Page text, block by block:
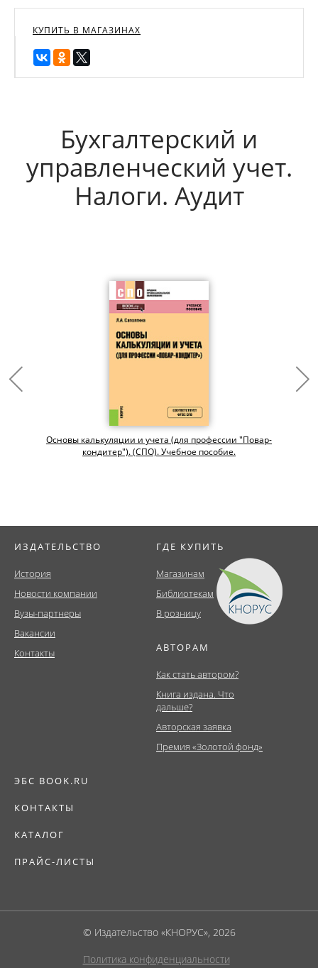
КУПИТЬ В МАГАЗИНАХ
Бухгалтерский и
управленческий учет.
Налоги. Аудит
Основы калькуляции и учета (для профессии "Повар-
кондитер"). (СПО). Учебное пособие.
ИЗДАТЕЛЬСТВО
История
Новости компании
Вузы-партнеры
Вакансии
Контакты
ГДЕ КУПИТЬ
Магазинам
Библиотекам
В розницу
АВТОРАМ
Как стать автором?
Книга издана. Что
дальше?
Авторская заявка
Премия «Золотой фонд»
ЭБС BOOK.RU
КОНТАКТЫ
КАТАЛОГ
ПРАЙС-ЛИСТЫ
© Издательство «КНОРУС», 2026
Политика конфиденциальности